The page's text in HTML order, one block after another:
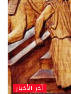
آخر الأخبار